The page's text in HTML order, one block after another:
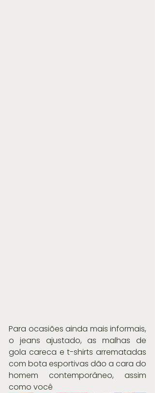
Para ocasiões ainda mais informais,
o jeans ajustado, as malhas de
gola careca e t-shirts arrematadas
com bota esportivas dão a cara do
homem contemporâneo, assim
como você